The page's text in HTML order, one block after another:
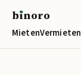
bınoro
MietenVermieten